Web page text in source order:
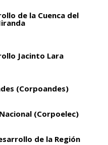
de la Cuenca del
Jacinto Lara
(Corpoandes)
(Corpoelec)
de la Región